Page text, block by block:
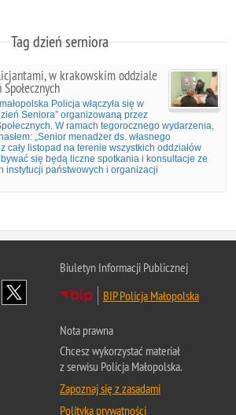
Tag dzień serniora
w krakowskim oddziale
Policja włączyła się w
Seniora” organizowaną przez
W ramach tegorocznego wydarzenia,
„Senior menadżer ds. własnego
cały listopad na terenie wszystkich oddziałów
się będą liczne spotkania i konsultacje ze
instytucji państwowych i organizacji
Biuletyn Informacji Publicznej
BIP Policja Małopolska
Nota prawna
Chcesz wykorzystać materiał
z serwisu Policja Małopolska.
Zapoznaj się z zasadami
Polityka prywatności